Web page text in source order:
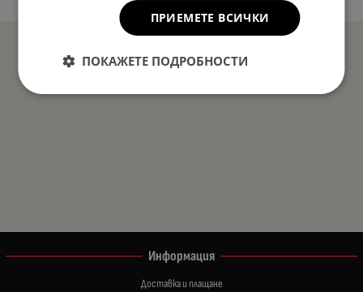
Информация
Доставка и плащане
ПРИЕМЕТЕ ВСИЧКИ
ПОКАЖЕТЕ ПОДРОБНОСТИ